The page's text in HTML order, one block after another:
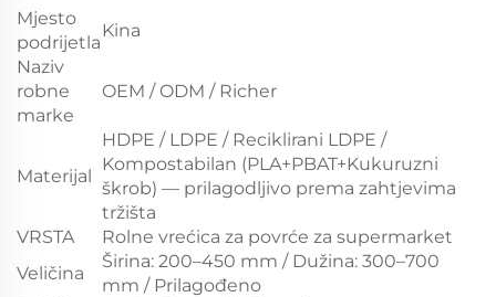
Mjesto
podrijetla
Kina
Naziv
robne
marke
OEM / ODM / Richer
Materijal
HDPE / LDPE / Reciklirani LDPE /
Kompostabilan (PLA+PBAT+Kukuruzni
škrob) — prilagodljivo prema zahtjevima
tržišta
VRSTA
Rolne vrećica za povrće za supermarket
Veličina
Širina: 200–450 mm / Dužina: 300–700
mm / Prilagođeno